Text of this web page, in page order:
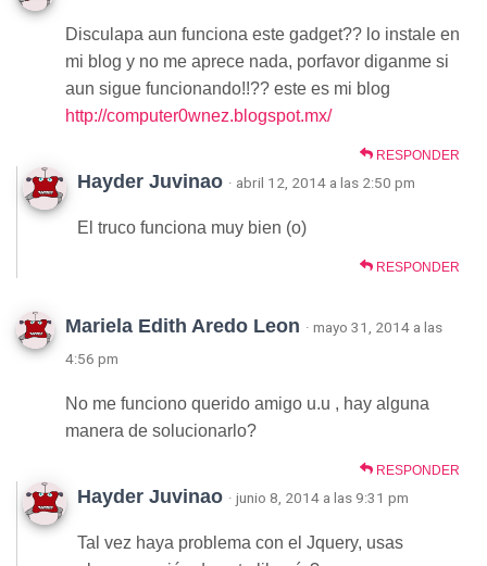
Disculapa aun funciona este gadget?? lo instale en
mi blog y no me aprece nada, porfavor diganme si
aun sigue funcionando!!?? este es mi blog
http://computer0wnez.blogspot.mx/
RESPONDER
Hayder Juvinao · abril 12, 2014 a las 2:50 pm
El truco funciona muy bien (o)
RESPONDER
Mariela Edith Aredo Leon · mayo 31, 2014 a las
4:56 pm
No me funciono querido amigo u.u , hay alguna
manera de solucionarlo?
RESPONDER
Hayder Juvinao · junio 8, 2014 a las 9:31 pm
Tal vez haya problema con el Jquery, usas